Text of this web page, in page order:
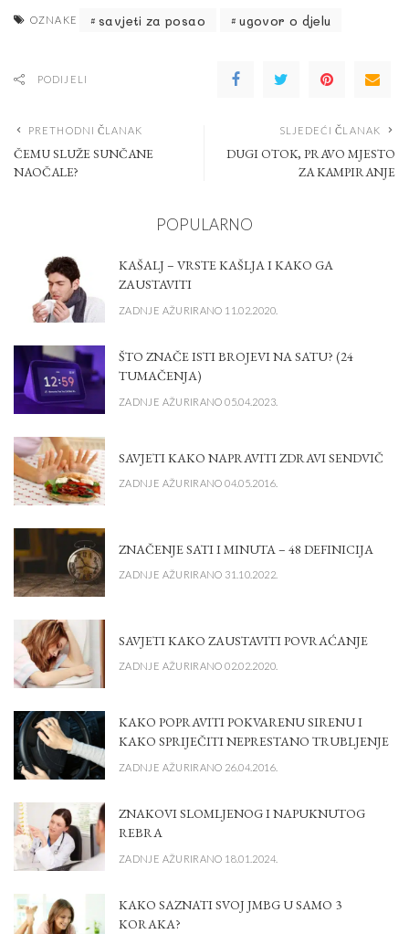
OZNAKE savjeti za posao ugovor o djelu
PODIJELI
PRETHODNI ČLANAK
ČEMU SLUŽE SUNČANE
NAOČALE?
SLJEDEĆI ČLANAK
DUGI OTOK, PRAVO MJESTO
ZA KAMPIRANJE
POPULARNO
KAŠALJ – VRSTE KAŠLJA I KAKO GA
ZAUSTAVITI
ZADNJE AŽURIRANO 11.02.2020.
ŠTO ZNAČE ISTI BROJEVI NA SATU? (24
TUMAČENJA)
ZADNJE AŽURIRANO 05.04.2023.
SAVJETI KAKO NAPRAVITI ZDRAVI SENDVIČ
ZADNJE AŽURIRANO 04.05.2016.
ZNAČENJE SATI I MINUTA – 48 DEFINICIJA
ZADNJE AŽURIRANO 31.10.2022.
SAVJETI KAKO ZAUSTAVITI POVRAĆANJE
ZADNJE AŽURIRANO 02.02.2020.
KAKO POPRAVITI POKVARENU SIRENU I
KAKO SPRIJEČITI NEPRESTANO TRUBLJENJE
ZADNJE AŽURIRANO 26.04.2016.
ZNAKOVI SLOMLJENOG I NAPUKNUTOG
REBRA
ZADNJE AŽURIRANO 18.01.2024.
KAKO SAZNATI SVOJ JMBG U SAMO 3
KORAKA?